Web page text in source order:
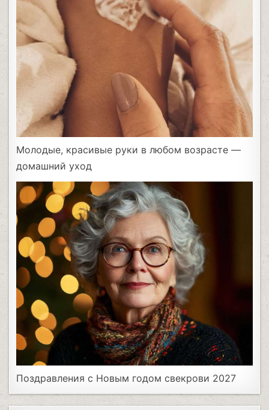
Молодые, красивые руки в любом возрасте —
домашний уход
Поздравления с Новым годом свекрови 2027